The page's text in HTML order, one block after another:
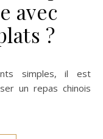
avec
?
un repas chinois